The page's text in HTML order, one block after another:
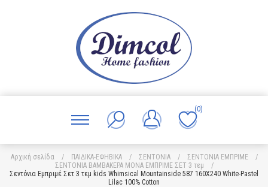
(0)
Αρχική σελίδα / ΠΑΙΔΙΚΑ-ΕΦΗΒΙΚΑ / ΣΕΝΤΟΝΙΑ / ΣΕΝΤΟΝΙΑ ΕΜΠΡΙΜΕ
/
ΣΕΝΤΟΝΙΑ ΒΑΜΒΑΚΕΡΑ ΜΟΝΑ ΕΜΠΡΙΜΕ ΣΕΤ 3 τεμ
/
Σεντόνια Εμπριμέ Σετ 3 τεμ kids Whimsical Mountainside 587 160X240 White-Pastel
Lilac 100% Cotton